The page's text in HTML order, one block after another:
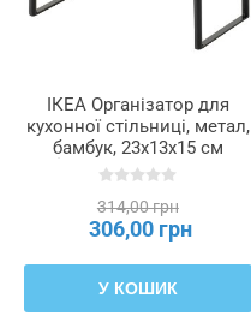
ІКЕА Організатор для
кухонної стільниці, метал,
бамбук, 23x13x15 см
NÅLBLECKA, 006.185.73
314,00 грн
306,00 грн
У КОШИК